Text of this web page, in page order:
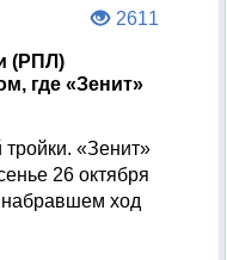
2611
(РПЛ)
где «Зенит»
«Зенит»
26 октября
набравшем ход